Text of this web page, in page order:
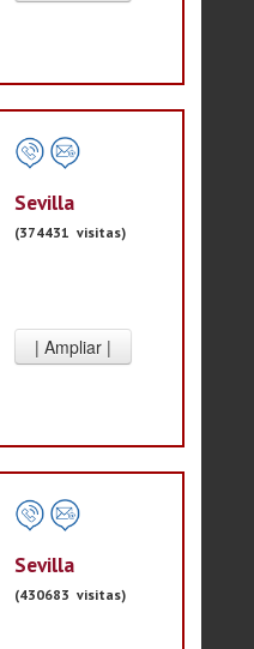
Sevilla
(374431 visitas)
Sevilla
(430683 visitas)